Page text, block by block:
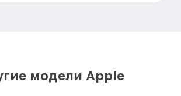
модели Apple